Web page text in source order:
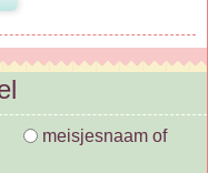
meisjesnaam of